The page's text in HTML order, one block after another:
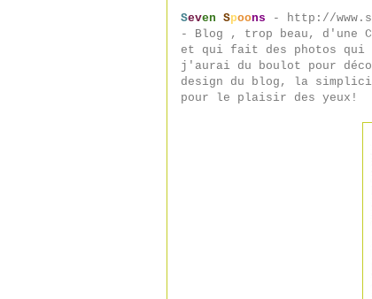
Seven Spoons - http://
- Blog , trop beau, d'une
et qui fait des photos qui
j'aurai du boulot pour
design du blog, la
pour le plaisir des yeux!